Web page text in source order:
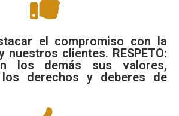
el compromiso con la
nuestros clientes. RESPETO:
los demás sus valores,
los derechos y deberes de